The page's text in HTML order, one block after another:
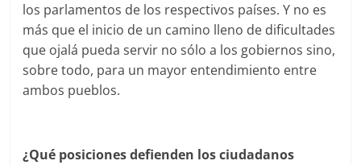
los parlamentos de los respectivos países. Y no es
más que el inicio de un camino lleno de dificultades
que ojalá pueda servir no sólo a los gobiernos sino,
sobre todo, para un mayor entendimiento entre
ambos pueblos.
¿Qué posiciones defienden los ciudadanos